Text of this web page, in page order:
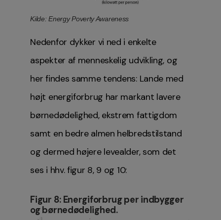
Kilde: Energy Poverty Awareness
Nedenfor dykker vi ned i enkelte
aspekter af menneskelig udvikling, og
her findes samme tendens: Lande med
højt energiforbrug har markant lavere
børnedødelighed, ekstrem fattigdom
samt en bedre almen helbredstilstand
og dermed højere levealder, som det
ses i hhv. figur 8, 9 og 10:
Figur 8: Energiforbrug per indbygger
og børnedødelighed.